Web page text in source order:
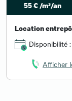
55 € /m²/an
Location
Disponibilité
Afficher